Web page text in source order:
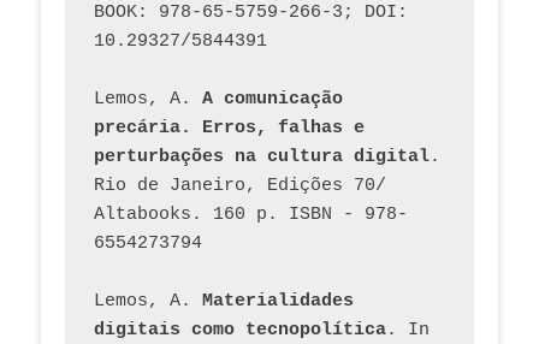
BOOK: 978-65-5759-266-3; DOI:
10.29327/5844391
Lemos, A. A comunicação
precária. Erros, falhas e
perturbações na cultura digital.
Rio de Janeiro, Edições 70/
Altabooks. 160 p. ISBN - 978-
6554273794
Lemos, A. Materialidades
digitais como tecnopolítica